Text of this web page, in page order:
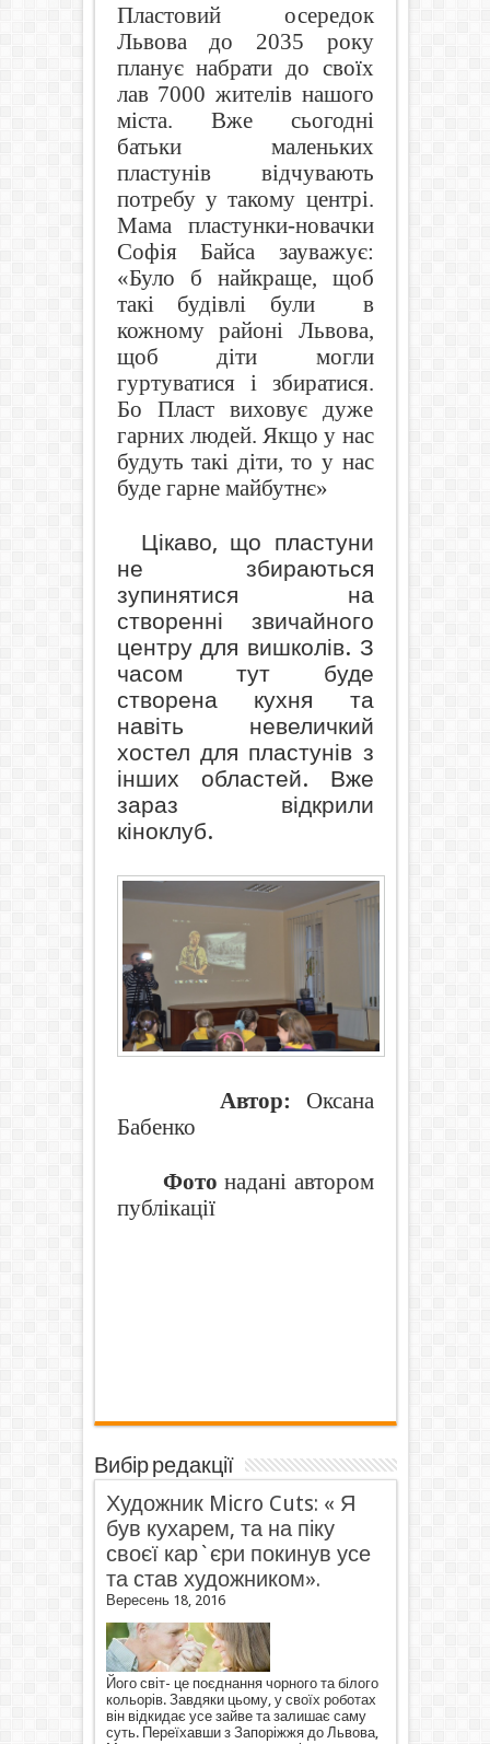
Пластовий осередок
Львова до 2035 року
планує набрати до своїх
лав 7000 жителів нашого
міста. Вже сьогодні
батьки маленьких
пластунів відчувають
потребу у такому центрі.
Мама пластунки-новачки
Софія Байса зауважує:
«Було б найкраще, щоб
такі будівлі були
в
кожному районі Львова,
щоб діти могли
гуртуватися і збиратися.
Бо Пласт виховує дуже
гарних людей. Якщо у нас
будуть такі діти, то у нас
буде гарне майбутнє»
Цікаво, що пластуни
не збираються
зупинятися на
створенні звичайного
центру для вишколів. З
часом тут буде
створена кухня та
навіть невеличкий
хостел для пластунів з
інших областей. Вже
зараз відкрили
кіноклуб.
Автор: Оксана
Бабенко
Фото надані автором
публікації
Вибір редакції
Художник Micro Cuts: « Я
був кухарем, та на піку
своєї кар`єри покинув усе
та став художником».
Вересень 18, 2016
Його світ- це поєднання чорного та білого
кольорів. Завдяки цьому, у своїх роботах
він відкидає усе зайве та залишає саму
суть. Переїхавши з Запоріжжя до Львова,